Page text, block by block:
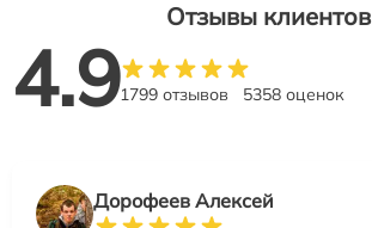
Отзывы клиентов
4.91799 отзывов 5358 оценок
Дорофеев Алексей